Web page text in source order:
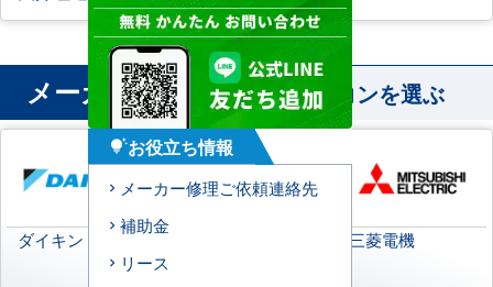
メーカー から業務用エアコンを選ぶ
ダイキン 三菱電機
tips_and_updatesお役立ち情報
メーカー修理ご依頼連絡先
補助金
リース